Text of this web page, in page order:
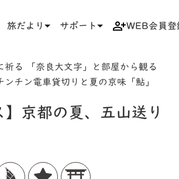
旅だより サポート WEB会員登
祈る 「奈良大文字」と部屋から観る
ンチン電車貸切りと夏の京味「鮎」
】京都の夏、五山送り